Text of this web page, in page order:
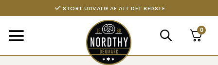
STORT UDVALG AF ALT DET BEDSTE
0